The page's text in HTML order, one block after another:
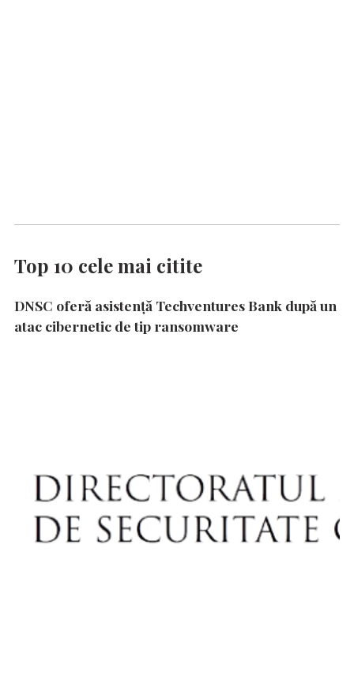
Top 10 cele mai citite
DNSC oferă asistență Techventures Bank după un
atac cibernetic de tip ransomware